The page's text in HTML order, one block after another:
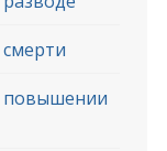
повышении